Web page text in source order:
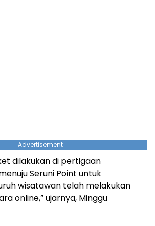
Advertisement
dilakukan di pertigaan
Seruni Point untuk
wisatawan telah melakukan
online,” ujarnya, Minggu